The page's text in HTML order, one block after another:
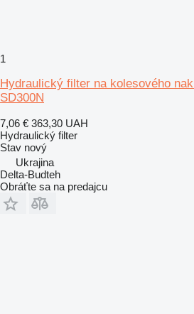
1
Hydraulický filter na kolesového
SD300N
7,06 € 363,30 UAH
Hydraulický filter
Stav nový
Ukrajina
Delta-Budteh
Obráťte sa na predajcu